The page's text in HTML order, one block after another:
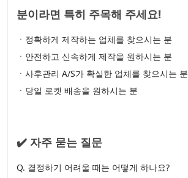
분이라면 특히 주목해 주세요!
ㆍ정확하게 제작하는 업체를 찾으시는 분
ㆍ안전하고 신속하게 제작을 원하시는 분
ㆍ사후관리 A/S가 확실한 업체를 찾으시는 분
ㆍ당일 로켓 배송을 원하시는 분
✔️ 자주 묻는 질문
Q. 결정하기 어려울 때는 어떻게 하나요?